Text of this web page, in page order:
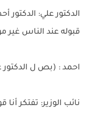
الدكتور علي: الدكتور
قبوله عند الناس
احمد : (بص ل
نائب الوزير: تفتكر